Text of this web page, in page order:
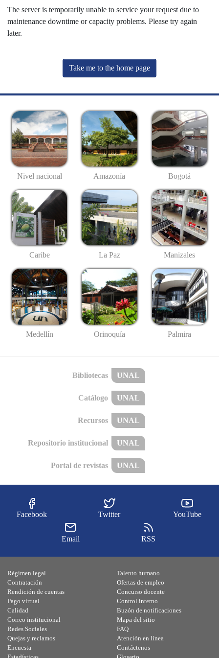
The server is temporarily unable to service your request due to
maintenance downtime or capacity problems. Please try again
later.
Take me to the home page
Nivel nacional Amazonía Bogotá
Caribe La Paz Manizales
Medellín Orinoquía Palmira
Bibliotecas UNAL
Catálogo UNAL
Recursos UNAL
Repositorio institucional UNAL
Portal de revistas UNAL
Facebook Twitter YouTube
Email RSS
Régimen legal
Contratación
Rendición de cuentas
Pago virtual
Calidad
Talento humano
Ofertas de empleo
Concurso docente
Control interno
Buzón de notificaciones
Correo institucional
Redes Sociales
Quejas y reclamos
Encuesta
Mapa del sitio
FAQ
Atención en línea
Contáctenos